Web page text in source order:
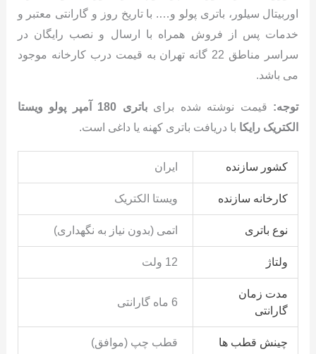
اوربیتال سیلور، باتری پولو و…. با تاریخ روز و گارانتی معتبر و
خدمات پس از فروش همراه با ارسال و نصب رایگان در
سراسر مناطق 22 گانه تهران به قیمت درب کارخانه موجود
می باشد.
توجه: قیمت نوشته شده برای
باتری 180 آمپر پولو ویستا
الکتریک رایکا با دریافت باتری کهنه یا داغی است.
کشور سازنده ایران
کارخانه سازنده ویستا الکتریک
نوع باتری اتمی (بدون نیاز به نگهداری)
ولتاژ 12 ولت
مدت زمان
گارانتی
6 ماه گارانتی
چینش قطب ها قطب چپ (موافق)